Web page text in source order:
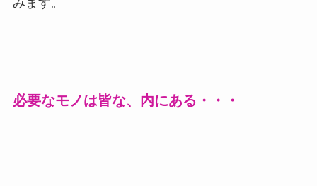
必要なモノは皆な、内にある・・・